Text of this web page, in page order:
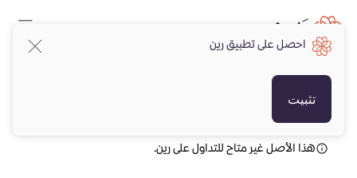
هذا الأصل غير متاح للتداول على رين.
احصل على تطبيق رين
تثبيت